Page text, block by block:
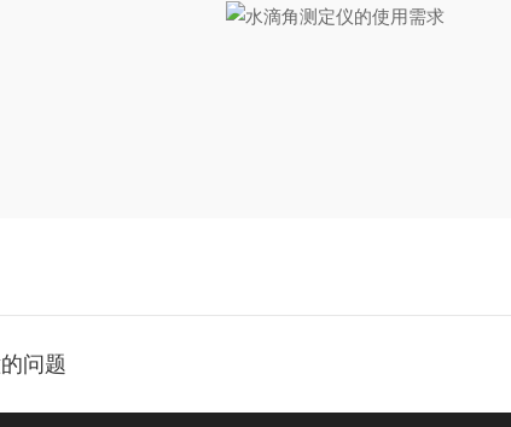
问题